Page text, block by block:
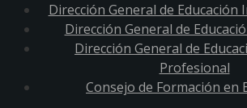
Dirección General de Educación
Dirección General de
Dirección General de
Profesional
Consejo de Formación en